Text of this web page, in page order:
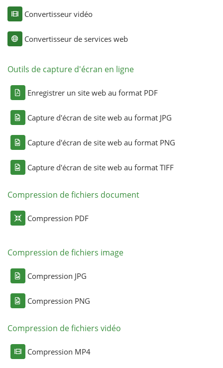
Convertisseur vidéo
Convertisseur de services web
Outils de capture d'écran en ligne
Enregistrer un site web au format PDF
Capture d'écran de site web au format JPG
Capture d'écran de site web au format PNG
Capture d'écran de site web au format TIFF
Compression de fichiers document
Compression PDF
Compression de fichiers image
Compression JPG
Compression PNG
Compression de fichiers vidéo
Compression MP4